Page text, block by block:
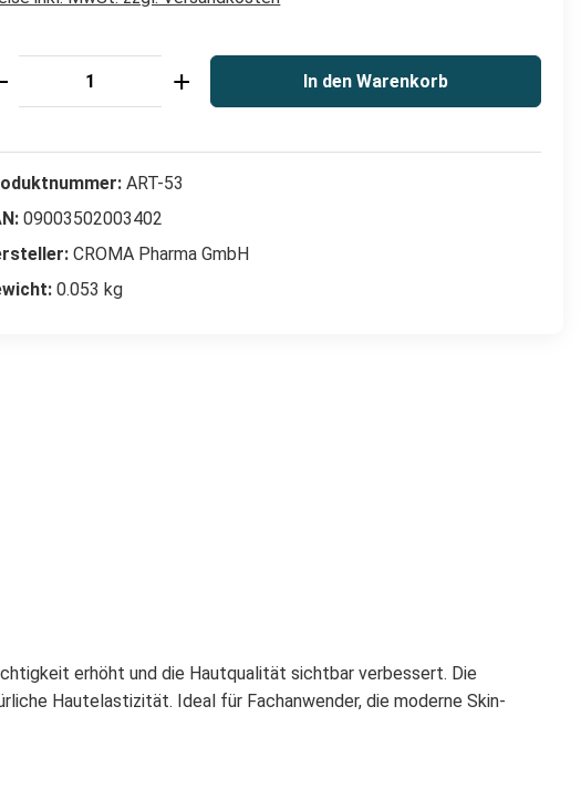
Anzahl: Gib den gewünschten Wert ein
In den Warenkorb
ART-53
09003502003402
CROMA Pharma GmbH
0.053 kg
erhöht und die Hautqualität sichtbar verbessert. Die
Hautelastizität. Ideal für Fachanwender, die moderne Skin-